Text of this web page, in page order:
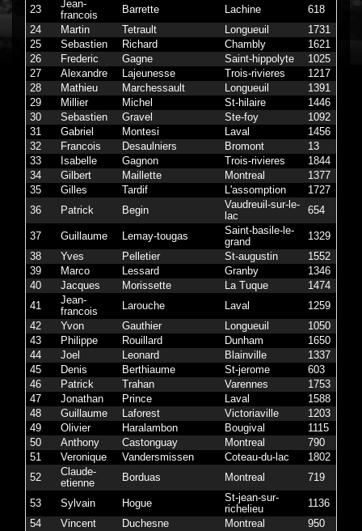
23
Jean-
francois
Barrette Lachine 618
24
Martin Tetrault Longueuil 1731
25
Sebastien Richard Chambly 1621
26
Frederic Gagne Saint-hippolyte 1025
27
Alexandre Lajeunesse Trois-rivieres 1217
28
Mathieu Marchessault Longueuil 1391
29
Millier Michel St-hilaire 1446
30
Sebastien Gravel Ste-foy 1092
31
Gabriel Montesi Laval 1456
32
Francois Desaulniers Bromont 13
33
Isabelle Gagnon Trois-rivieres 1844
34
Gilbert Maillette Montreal 1377
35
Gilles Tardif L'assomption 1727
36
Patrick Begin
Vaudreuil-sur-le-
lac
654
37 Guillaume Lemay-tougas
Saint-basile-le-
grand
1329
38
Yves Pelletier St-augustin 1552
39
Marco Lessard Granby 1346
40
Jacques Morissette La Tuque 1474
41
Jean-
francois
Larouche Laval 1259
42
Yvon Gauthier Longueuil 1050
43
Philippe Rouillard Dunham 1650
44
Joel Leonard Blainville 1337
45
Denis Berthiaume St-jerome 603
46
Patrick Trahan Varennes 1753
47
Jonathan Prince Laval 1588
48
Guillaume Laforest Victoriaville 1203
49
Olivier Haralambon Bougival 1115
50
Anthony Castonguay Montreal 790
51
Veronique Vandersmissen Coteau-du-lac 1802
52
Claude-
etienne
Borduas Montreal 719
53 Sylvain Hogue
St-jean-sur-
richelieu
1136
54
Vincent Duchesne Montreal 950